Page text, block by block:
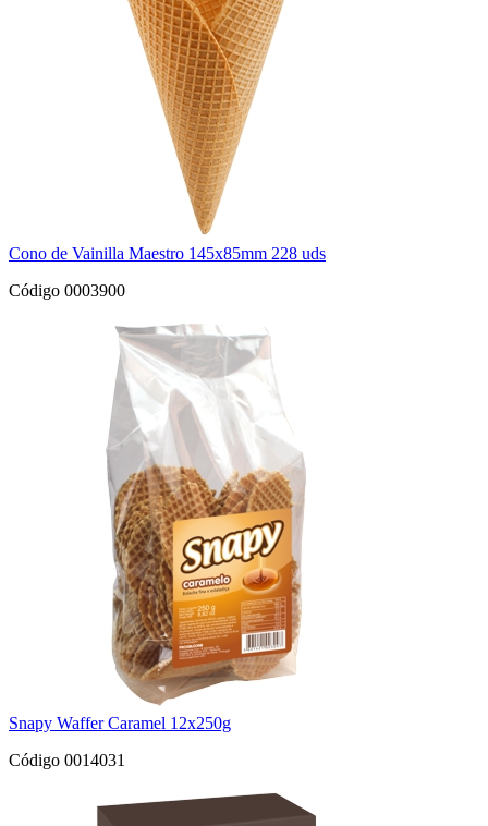
Cono de Vainilla Maestro 145x85mm 228 uds
Código 0003900
Snapy Waffer Caramel 12x250g
Código 0014031